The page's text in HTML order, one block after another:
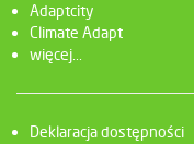
Adaptcity
Climate Adapt
więcej...
Deklaracja dostępności